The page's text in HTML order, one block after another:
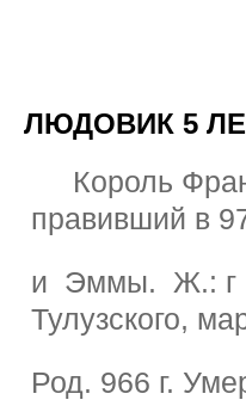
ЛЮДОВИК 5
Король
правивший в
и Эммы. Ж.: г
Тулузского,
Род. 966 г.